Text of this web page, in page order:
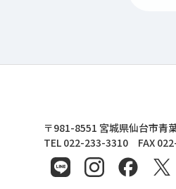
東北文化学園大学
〒981-8551 宮城県仙台市青
TEL 022-233-3310 FAX